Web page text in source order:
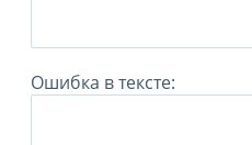
Ошибка в тексте: